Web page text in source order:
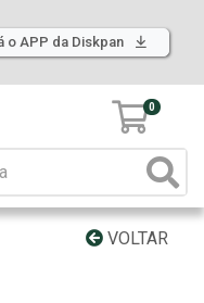
o APP da Diskpan
0
VOLTAR